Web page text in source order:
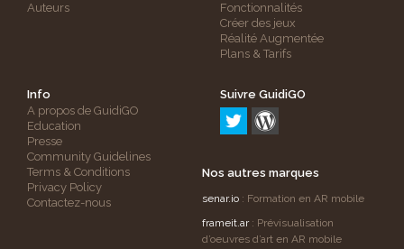
Auteurs
Fonctionnalités
Créer des jeux
Réalité Augmentée
Plans & Tarifs
Info
A propos de GuidiGO
Education
Presse
Community Guidelines
Terms & Conditions
Privacy Policy
Contactez-nous
Suivre GuidiGO
Nos autres marques
senar.io : Formation en AR mobile
frameit.ar: Prévisualisation
d’oeuvres d’art en AR mobile